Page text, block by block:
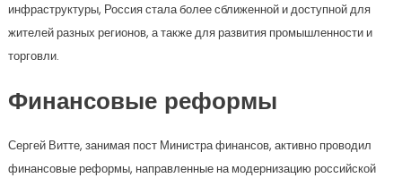
инфраструктуры, Россия стала более сближенной и доступной для
жителей разных регионов, а также для развития промышленности и
торговли.
Финансовые реформы
Сергей Витте, занимая пост Министра финансов, активно проводил
финансовые реформы, направленные на модернизацию российской